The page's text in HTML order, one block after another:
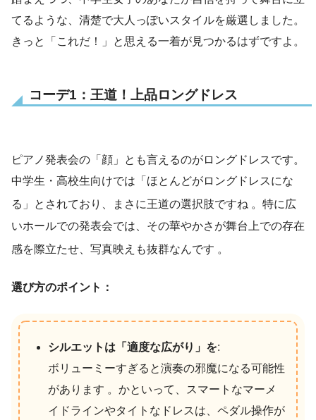
てるような、清楚で大人っぽいスタイルを厳選しました。
きっと「これだ！」と思える一着が見つかるはずですよ。
コーデ1：王道！上品ロングドレス
ピアノ発表会の「顔」とも言えるのがロングドレスです。
中学生・高校生向けでは「ほとんどがロングドレスにな
る」とされており、まさに王道の選択肢ですね 。特に広
いホールでの発表会では、その華やかさが舞台上での存在
感を際立たせ、写真映えも抜群なんです 。
選び方のポイント：
シルエットは「適度な広がり」を:
ボリューミーすぎると演奏の邪魔になる可能性
があります 。かといって、スマートなマーメ
イドラインやタイトなドレスは、ペダル操作が